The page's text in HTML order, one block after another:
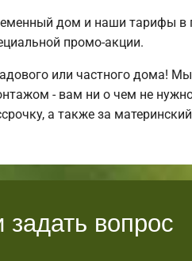
дом и наши тарифы в
промо-акции.
или частного дома!
- вам ни о чем не
а также за
задать вопрос